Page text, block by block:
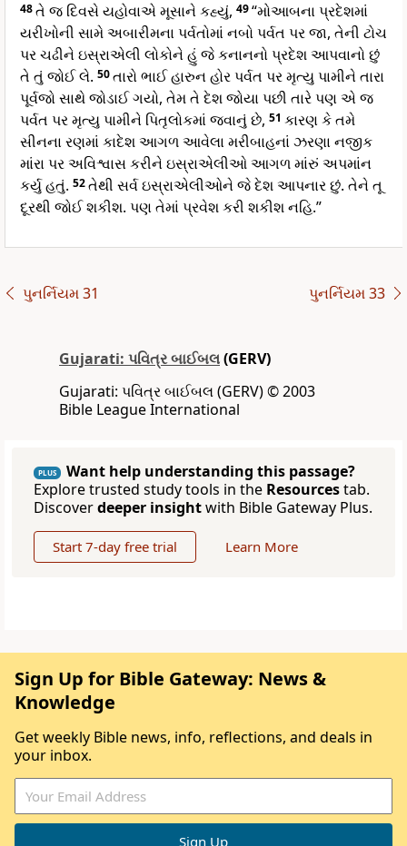
48તે જ દિવસે યહોવાએ મૂસાને કહ્યું, 49“મોઆબના પ્રદેશમાં
યરીખોની સામે અબારીમના પર્વતોમાં નબો પર્વત પર જા, તેની ટોચ
પર ચઢીને ઇસ્રાએલી લોકોને હું જે કનાનનો પ્રદેશ આપવાનો છું
તે તું જોઈ લે. 50તારો ભાઈ હારુન હોર પર્વત પર મૃત્યુ પામીને તારા
પૂર્વજો સાથે જોડાઈ ગયો, તેમ તે દેશ જોયા પછી તારે પણ એ જ
પર્વત પર મૃત્યુ પામીને પિતૃલોકમાં જવાનું છે, 51 કારણ કે તમે
સીનના રણમાં કાદેશ આગળ આવેલા મરીબાહનાં ઝરણા નજીક
માંરા પર અવિશ્વાસ કરીને ઇસ્રાએલીઓ આગળ માંરું અપમાંન
કર્યુ હતું. 52તેથી સર્વ ઇસ્રાએલીઓને જે દેશ આપનાર છું. તેને તૂ
દૂરથી જોઈ શકીશ. પણ તેમાં પ્રવેશ કરી શકીશ નહિ.”
પુનર્નિયમ 31 પુનર્નિયમ 33
Gujarati: પવિત્ર બાઈબલ(GERV)
Gujarati: પવિત્ર બાઈબલ (GERV) © 2003
Bible League International
PLUS
Want help understanding this passage?
Explore trusted study tools in the Resourcestab.
Discoverdeeper insightwith Bible Gateway Plus.
Start 7-day free trial Learn More
Sign Up for Bible Gateway: News &
Knowledge
Get weekly Bible news, info, reflections, and deals in
your inbox.